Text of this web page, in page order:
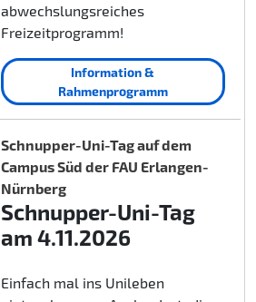
abwechslungsreiches
Freizeitprogramm!
Information &
Rahmenprogramm
Schnupper-Uni-Tag auf dem
Campus Süd der FAU Erlangen-
Nürnberg
Schnupper-Uni-Tag
am 4.11.2026
Einfach mal ins Unileben